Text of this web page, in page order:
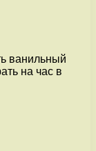
ванильный
на час в